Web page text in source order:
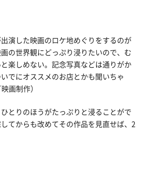
出演した映画のロケ地めぐりをするのが
の世界観にどっぷり浸りたいので、む
楽しめない。記念写真などは通りがか
でにオススメのお店とかも聞いちゃ
画制作）
とりのほうがたっぷりと浸ることがで
てからも改めてその作品を見直せば、2